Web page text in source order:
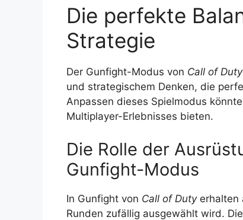
Die perfekte
Strategie
Der Gunfight-Modus von Call of Duty
und strategischem Denken, die
Anpassen dieses Spielmodus
Multiplayer-Erlebnisses bieten.
Die Rolle der
Gunfight-Modus
In Gunfight von Call of Dutyerhalten
Runden zufällig ausgewählt wird.